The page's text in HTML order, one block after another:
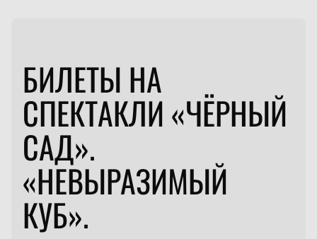
БИЛЕТЫ НА
СПЕКТАКЛИ «ЧЁРНЫЙ
САД».
«НЕВЫРАЗИМЫЙ
КУБ».